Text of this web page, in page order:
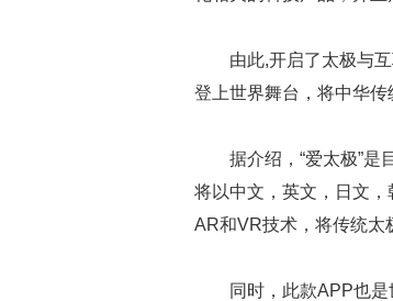
由此,开启了太极与
登上世界舞台，将中华传
据介绍，“爱太极”是
将以中文，英文，日文，
AR和VR技术，将传统太
同时，此款APP也